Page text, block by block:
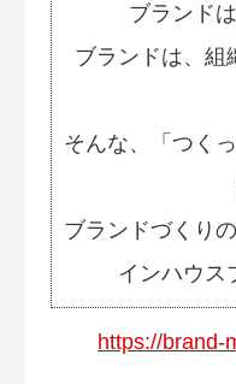
ブランド
ブランドは、組
そんな、「つく
ブランドづくり
インハウス
https://brand-